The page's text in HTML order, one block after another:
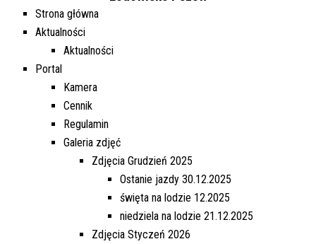
Strona główna
Aktualności
Aktualności
Portal
Kamera
Cennik
Regulamin
Galeria zdjęć
Zdjęcia Grudzień 2025
Ostanie jazdy 30.12.2025
święta na lodzie 12.2025
niedziela na lodzie 21.12.2025
Zdjęcia Styczeń 2026